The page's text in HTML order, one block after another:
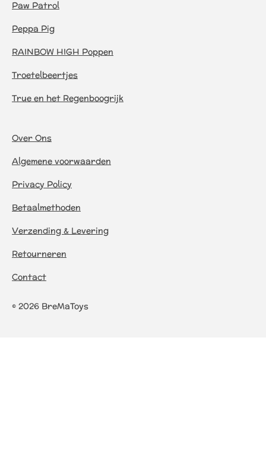
Paw Patrol
Peppa Pig
RAINBOW HIGH Poppen
Troetelbeertjes
True en het Regenboogrijk
Over Ons
Algemene voorwaarden
Privacy Policy
Betaalmethoden
Verzending & Levering
Retourneren
Contact
© 2026 BreMaToys